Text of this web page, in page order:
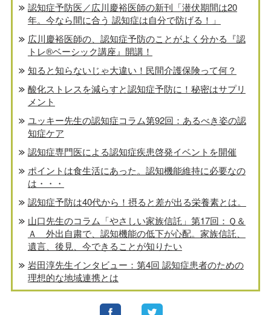
認知症予防医／広川慶裕医師の新刊「潜伏期間は20
年。今なら間に合う 認知症は自分で防げる！」
広川慶裕医師の、認知症予防のことがよく分かる『認
トレ®️ベーシック講座』開講！
知ると知らないじゃ大違い！民間介護保険って何？
酸化ストレスを減らすと認知症予防に！秘密はサプリ
メント
ユッキー先生の認知症コラム第92回：あるべき姿の認
知症ケア
認知症専門医による認知症疾患啓発イベントを開催
ポイントは食生活にあった。認知機能維持に必要なの
は・・・
認知症予防は40代から！摂ると差が出る栄養素とは。
山口先生のコラム「やさしい家族信託」第17回：Ｑ＆
Ａ 外出自粛で、認知機能の低下が心配。家族信託、
遺言、後見、今できることが知りたい
岩田淳先生インタビュー：第4回 認知症患者のための
理想的な地域連携とは